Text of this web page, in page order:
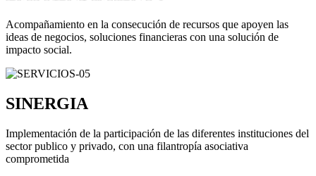
Acompañamiento en la consecución de recursos que apoyen las
ideas de negocios, soluciones financieras con una solución de
impacto social.
SINERGIA
Implementación de la participación de las diferentes instituciones del
sector publico y privado, con una filantropía asociativa
comprometida